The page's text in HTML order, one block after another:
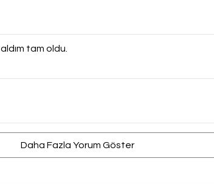
tam oldu.
Daha Fazla Yorum Göster